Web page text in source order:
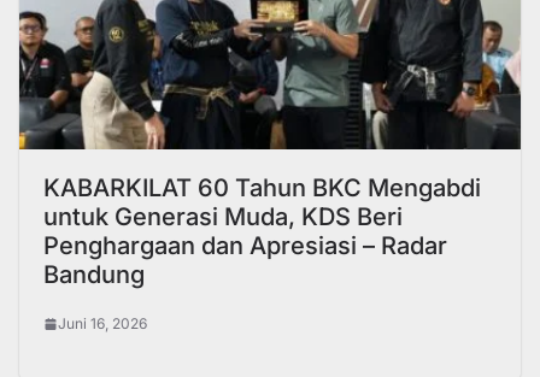
KABARKILAT 60 Tahun BKC Mengabdi
untuk Generasi Muda, KDS Beri
Penghargaan dan Apresiasi – Radar
Bandung
Juni 16, 2026